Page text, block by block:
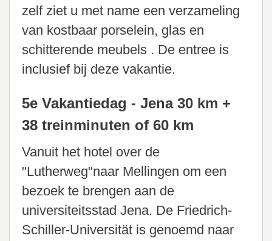
zelf ziet u met name een verzameling
van kostbaar porselein, glas en
schitterende meubels . De entree is
inclusief bij deze vakantie.
5e Vakantiedag - Jena 30 km +
38 treinminuten of 60 km
Vanuit het hotel over de
"Lutherweg"naar Mellingen om een
bezoek te brengen aan de
universiteitsstad Jena. De Friedrich-
Schiller-Universität is genoemd naar